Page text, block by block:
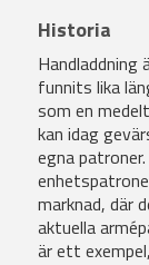
Historia
Handladdning
funnits lika
som en
kan idag
egna
marknad, där
aktuella
är ett